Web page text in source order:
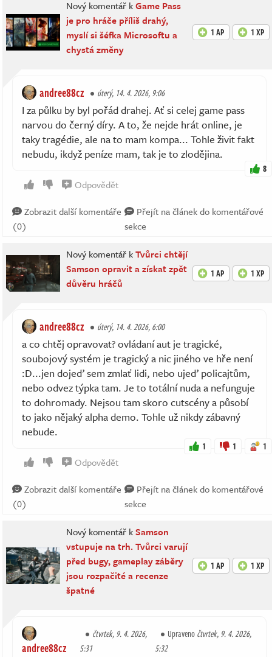
Nový komentář kGame Pass
je pro hráče příliš drahý,
myslí si šéfka Microsoftu a
chystá změny
1 AP 1 XP
andree88cz úterý, 14. 4. 2026, 9:06
I za půlku by byl pořád drahej. Ať si celej game pass
narvou do černý díry. A to, že nejde hrát online, je
taky tragédie, ale na to mam kompa... Tohle živit fakt
nebudu, ikdyž peníze mam, tak je to zlodějina.
8
Odpovědět
Zobrazit další komentáře
(0)
Přejít na článek do komentářové
sekce
Nový komentář kTvůrci chtějí
Samson opravit a získat zpět
důvěru hráčů
1 AP 1 XP
andree88cz úterý, 14. 4. 2026, 6:00
a co chtěj opravovat? ovládaní aut je tragické,
soubojový systém je tragický a nic jiného ve hře není
:D...jen dojeď sem zmlať lidi, nebo ujeď policajtům,
nebo odvez týpka tam. Je to totální nuda a nefunguje
to dohromady. Nejsou tam skoro cutscény a působí
to jako nějaký alpha demo. Tohle už nikdy zábavný
nebude.
1 1 1
Odpovědět
Zobrazit další komentáře
(0)
Přejít na článek do komentářové
sekce
Nový komentář kSamson
vstupuje na trh. Tvůrci varují
před bugy, gameplay záběry
jsou rozpačité a recenze
špatné
1 AP 1 XP
andree88cz
čtvrtek, 9. 4. 2026,
5:31
Upravenočtvrtek, 9. 4. 2026,
5:32